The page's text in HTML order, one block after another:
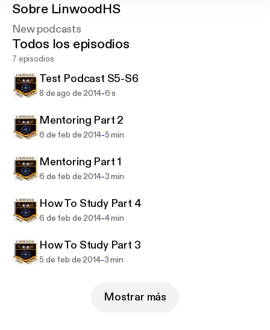
Sobre LinwoodHS
New podcasts
Todos los episodios
7 episodios
Test Podcast S5-S6
8 de ago de 2014-6 s
Mentoring Part 2
6 de feb de 2014-5 min
Mentoring Part 1
6 de feb de 2014-3 min
How To Study Part 4
6 de feb de 2014-4 min
How To Study Part 3
5 de feb de 2014-3 min
Mostrar más